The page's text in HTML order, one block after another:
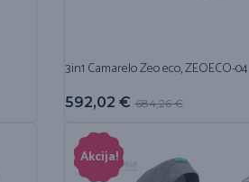
3in1 Camarelo Zeo eco, ZEOECO-04
684,26€
592,02 €
Akcija!